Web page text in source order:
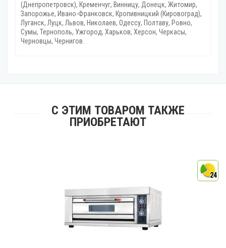
(Днепропетровск), Кременчуг, Винницу, Донецк‎, Житомир,
Запорожье, Ивано-Франковск, Кропивницкий‎ (Кировоград),
Луганск, Луцк, Львов, Николаев, Одессу, Полтаву, Ровно,
Сумы, Тернополь, Ужгород‎, Харьков, Херсон‎, Черкасы,
Черновцы, Чернигов.
С ЭТИМ ТОВАРОМ ТАКЖЕ
ПРИОБРЕТАЮТ
24